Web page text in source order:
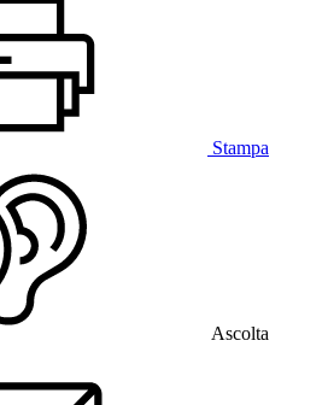
Stampa
Ascolta